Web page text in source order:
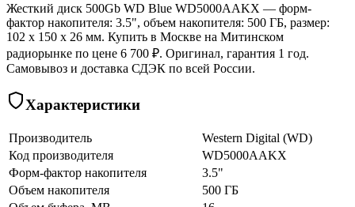
Жесткий диск 500Gb WD Blue WD5000AAKX — форм-
фактор накопителя: 3.5", объем накопителя: 500 ГБ, размер:
102 x 150 x 26 мм. Купить в Москве на Митинском
радиорынке по цене 6 700 ₽. Оригинал, гарантия 1 год.
Самовывоз и доставка СДЭК по всей России.
Характеристики
Производитель
Western Digital (WD)
Код производителя
WD5000AAKX
Форм-фактор накопителя
3.5"
Объем накопителя
500 ГБ